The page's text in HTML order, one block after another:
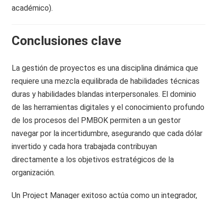
académico).
Conclusiones clave
La gestión de proyectos es una disciplina dinámica que
requiere una mezcla equilibrada de habilidades técnicas
duras y habilidades blandas interpersonales. El dominio
de las herramientas digitales y el conocimiento profundo
de los procesos del PMBOK permiten a un gestor
navegar por la incertidumbre, asegurando que cada dólar
invertido y cada hora trabajada contribuyan
directamente a los objetivos estratégicos de la
organización.
Un Project Manager exitoso actúa como un integrador,